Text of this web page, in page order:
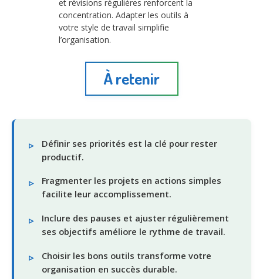
et révisions régulières renforcent la
concentration. Adapter les outils à
votre style de travail simplifie
l’organisation.
À retenir
Définir ses priorités est la clé pour rester
productif.
Fragmenter les projets en actions simples
facilite leur accomplissement.
Inclure des pauses et ajuster régulièrement
ses objectifs améliore le rythme de travail.
Choisir les bons outils transforme votre
organisation en succès durable.